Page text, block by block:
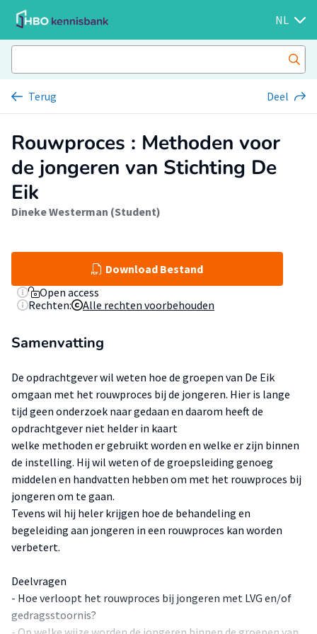
NL
Terug Deel
Rouwproces : Methoden voor
de jongeren van Stichting De
Eik
Dineke Westerman (Student)
Download Bestand
Open access
Rechten:
Alle rechten voorbehouden
Samenvatting
De opdrachtgever wil weten hoe de groepen van De Eik
omgaan met het rouwproces bij de jongeren. Hier is lange
tijd geen onderzoek naar gedaan en daarom heeft de
opdrachtgever niet helder in kaart
welke methoden er gebruikt worden en welke er zijn binnen
de instelling. Hij wil weten of de groepsleiding genoeg
middelen en handvatten hebben om met het rouwproces bij
jongeren om te gaan.
Tevens wil hij heler krijgen hoe de behandeling en
begeleiding aan jongeren in een rouwproces kan worden
verbetert.
Deelvragen
- Hoe verloopt het rouwproces bij jongeren met LVG en/of
gedragsstoornis?